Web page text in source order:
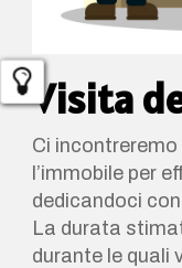
Visita
Ci
l’immobile per
dedicandoci
La durata
durante le quali